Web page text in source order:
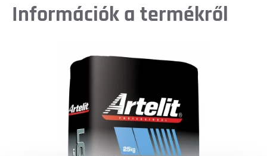
Információk a termékről